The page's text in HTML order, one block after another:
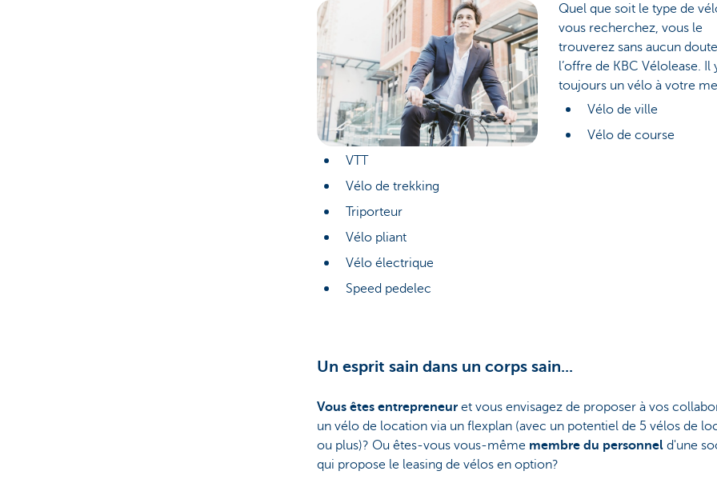
Quel que soit le type de
vous recherchez, vous le
trouverez sans aucun
l’offre de KBC Vélolease. Il
toujours un vélo à votre
Vélo de ville
Vélo de course
VTT
Vélo de trekking
Triporteur
Vélo pliant
Vélo électrique
Speed pedelec
Un esprit sain dans un corps sain...
Vous êtes entrepreneuret vous envisagez de proposer à vos
un vélo de location via un flexplan (avec un potentiel de 5 vélos de
ou plus)? Ou êtes-vous vous-même membre du personnel d'une
qui propose le leasing de vélos en option?